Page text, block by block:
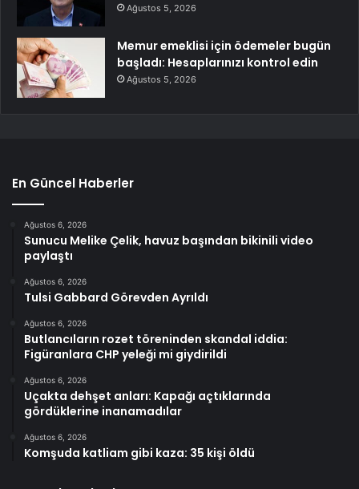
Ağustos 5, 2026
Memur emeklisi için ödemeler bugün
başladı: Hesaplarınızı kontrol edin
Ağustos 5, 2026
En Güncel Haberler
Ağustos 6, 2026
Sunucu Melike Çelik, havuz başından bikinili video
paylaştı
Ağustos 6, 2026
Tulsi Gabbard Görevden Ayrıldı
Ağustos 6, 2026
Butlancıların rozet töreninden skandal iddia:
Figüranlara CHP yeleği mi giydirildi
Ağustos 6, 2026
Uçakta dehşet anları: Kapağı açtıklarında
gördüklerine inanamadılar
Ağustos 6, 2026
Komşuda katliam gibi kaza: 35 kişi öldü